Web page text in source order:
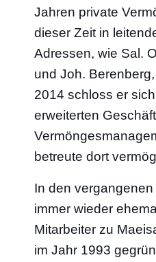
Jahren private
dieser Zeit in
Adressen, wie Sal.
und Joh.
2014 schloss er
erweiterten
betreute dort
In den vergangenen
immer wieder
Mitarbeiter zu
im Jahr 1993